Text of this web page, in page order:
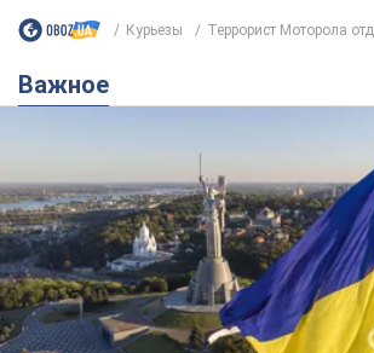
Какой была оригинальная версия
Украины и почему ее боялась
империя: об этом не
Государственным символом являются
и припев песни
годину тому 3,1 т.
Александру Пономареву – 53: что
известно о трех детях секс-